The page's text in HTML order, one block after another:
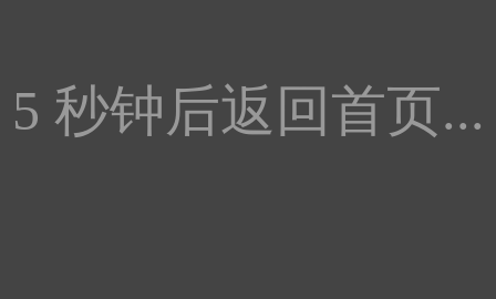
5 秒钟后返回首页...